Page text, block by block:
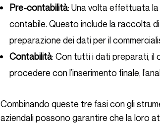
Pre-contabilità: Una volta effettuata
contabile. Questo include la raccolta
preparazione dei dati per il
Contabilità: Con tutti i dati preparati, il
procedere con l’inserimento finale,
Combinando queste tre fasi con gli strumenti e i software appropriati, i fondatori e i manager
aziendali possono garantire che la loro